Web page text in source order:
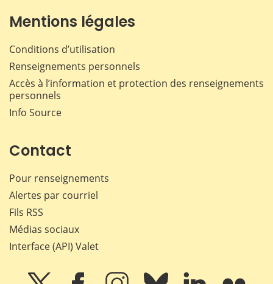
Mentions légales
Conditions d’utilisation
Renseignements personnels
Accès à l’information et protection des renseignements
personnels
Info Source
Contact
Pour renseignements
Alertes par courriel
Fils RSS
Médias sociaux
Interface (API) Valet